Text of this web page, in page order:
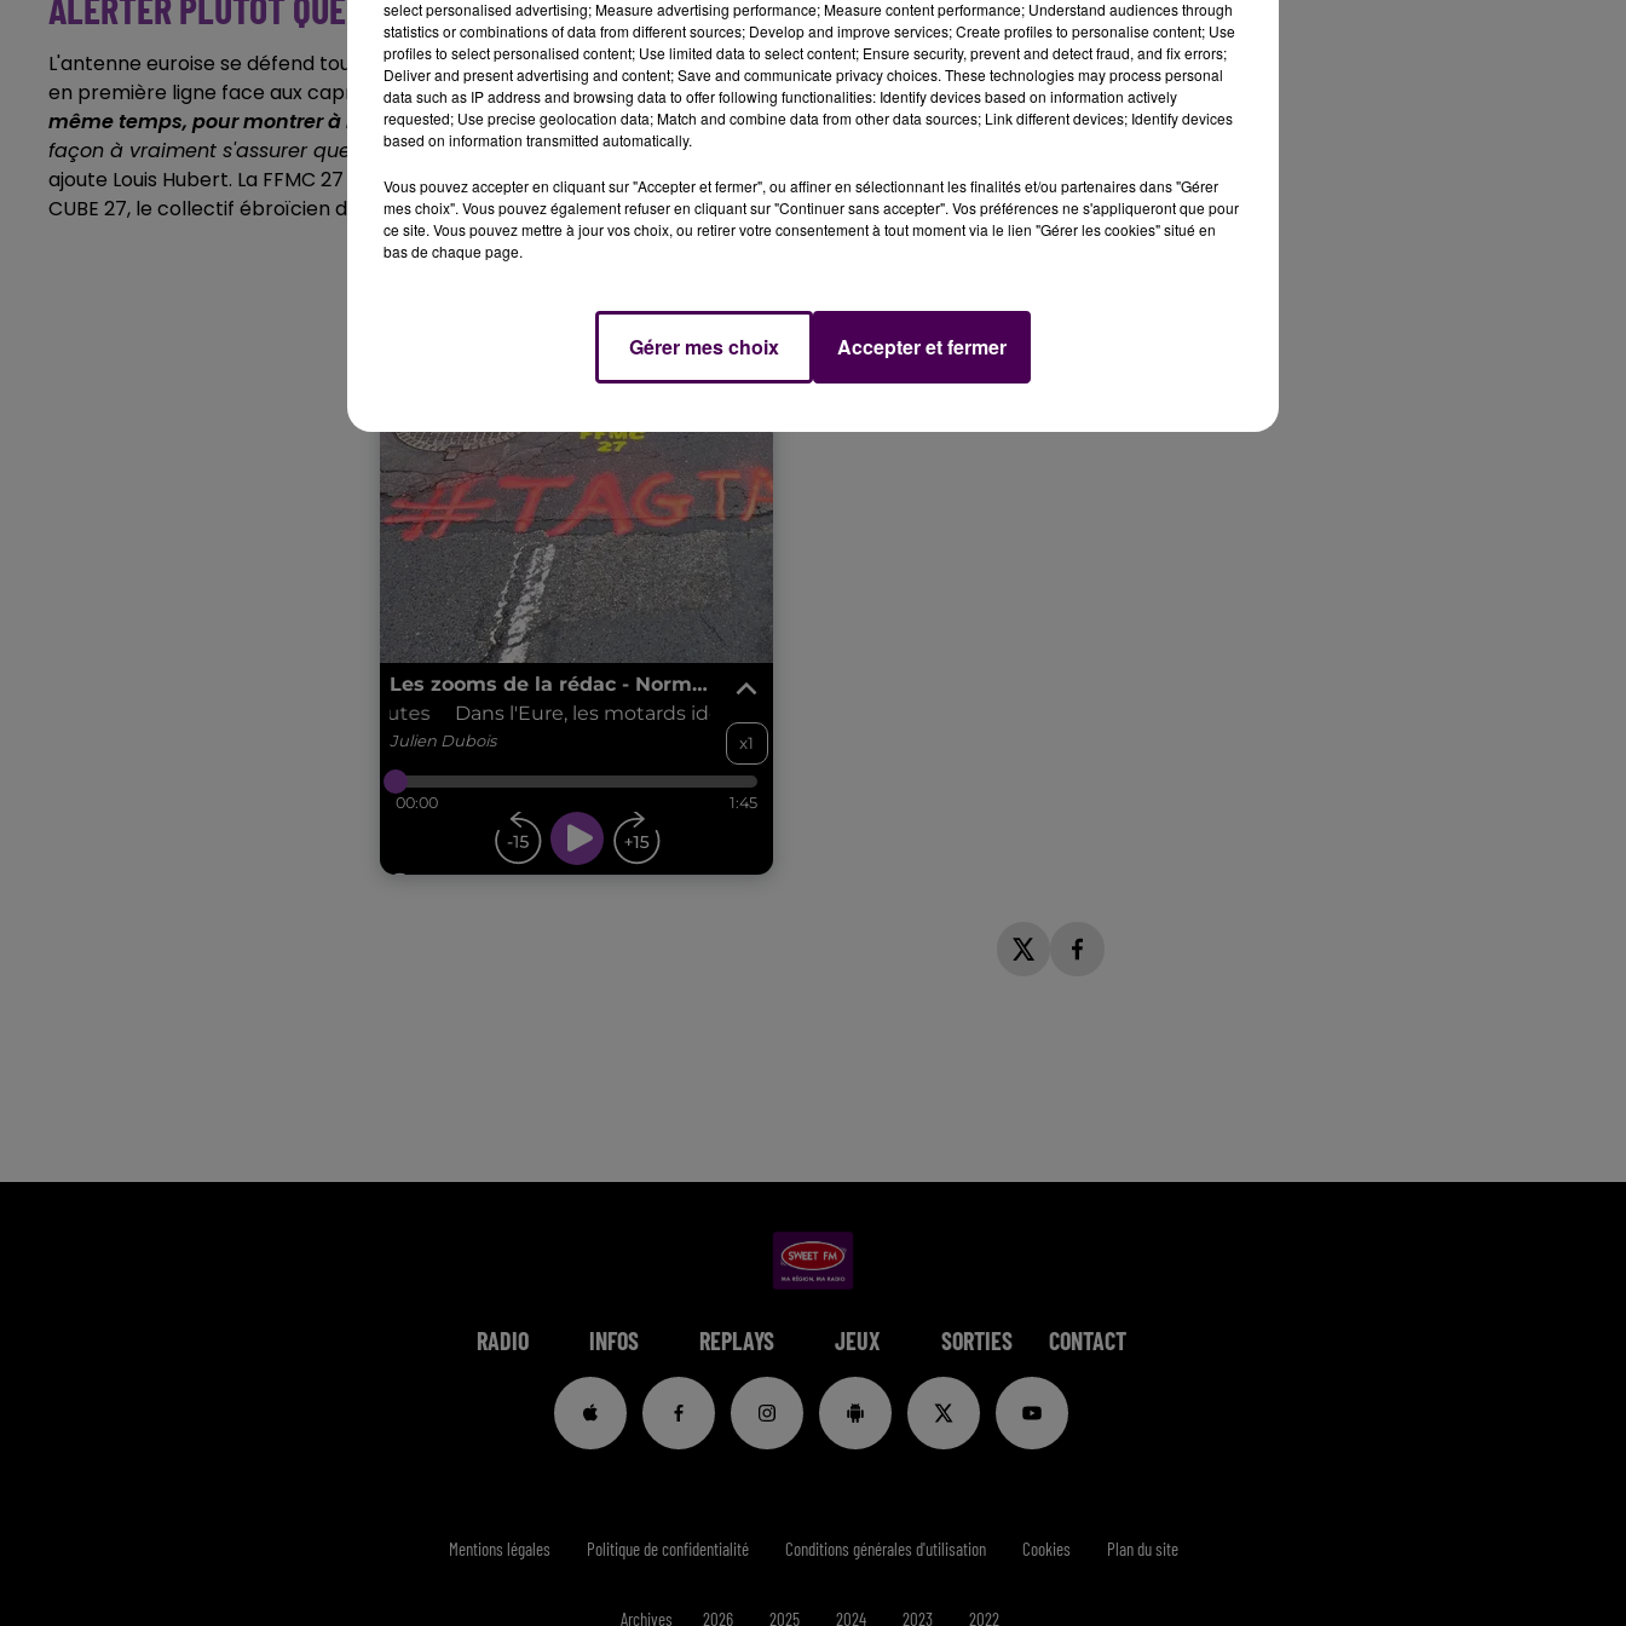
L'antenne euroise se défend toutefois de critiquer l'action des collectivités en charge de l'entretien des routes,
en première ligne face aux caprices météorologiques des derniers mois :"On est plutôt là pour sécuriser et en
même temps, pour montrer à l'administration qu'elle doit avoir des actions prioritairesà ces niveaux-là, de
façon à vraiment s'assurer que les structures routièresne soient pas
ajoute Louis Hubert. La FFMC 27 pourra compter pour son action à Evreux sur la mobilisation de membres du
CUBE 27, le collectif ébroïcien des usagers du vélo.
RADIO INFOS REPLAYS JEUX SORTIES CONTACT
Mentions légales Politique de confidentialité Conditions générales d'utilisation Cookies Plan du site
Archives 2026 2025 2024 2023 2022
select personalised advertising; Measure advertising performance; Measure content performance; Understand audiences through
statistics or combinations of data from different sources; Develop and improve services; Create profiles to personalise content; Use
profiles to select personalised content; Use limited data to select content; Ensure security, prevent and detect fraud, and fix errors;
Deliver and present advertising and content; Save and communicate privacy choices. These technologies may process personal
data such as IP address and browsing data to offer following functionalities: Identify devices based on information actively
requested; Use precise geolocation data; Match and combine data from other data sources; Link different devices; Identify devices
based on information transmitted automatically.
Vous pouvez accepter en cliquant sur "Accepter et fermer", ou affiner en sélectionnant les finalités et/ou partenaires dans "Gérer
mes choix". Vous pouvez également refuser en cliquant sur "Continuer sans accepter". Vos préférences ne s'appliqueront que pour
ce site. Vous pouvez mettre à jour vos choix, ou retirer votre consentement à tout moment via le lien "Gérer les cookies" situé en
bas de chaque page.
Gérer mes choix Accepter et fermer